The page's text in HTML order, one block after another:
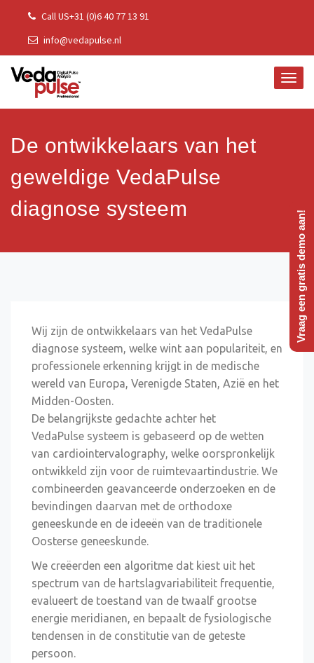
content
Call US+31 (0)6 40 77 13 91
info@vedapulse.nl
De ontwikkelaars van het
geweldige VedaPulse
diagnose systeem
Wij zijn de ontwikkelaars van het VedaPulse
diagnose systeem, welke wint aan populariteit, en
professionele erkenning krijgt in de medische
wereld van Europa, Verenigde Staten, Azië en het
Midden-Oosten.
De belangrijkste gedachte achter het
VedaPulse systeem is gebaseerd op de wetten
van cardiointervalography, welke oorspronkelijk
ontwikkeld zijn voor de ruimtevaartindustrie. We
combineerden geavanceerde onderzoeken en de
bevindingen daarvan met de orthodoxe
geneeskunde en de ideeën van de traditionele
Oosterse geneeskunde.
We creëerden een algoritme dat kiest uit het
spectrum van de hartslagvariabiliteit frequentie,
evalueert de toestand van de twaalf grootse
energie meridianen, en bepaalt de fysiologische
tendensen in de constitutie van de geteste
persoon.
Vraag een gratis demo aan!